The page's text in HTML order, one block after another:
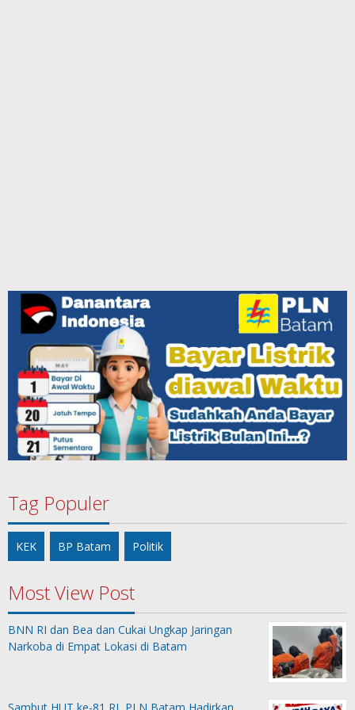
Tag Populer
KEK BP Batam Politik
Most View Post
BNN RI dan Bea dan Cukai Ungkap Jaringan
Narkoba di Empat Lokasi di Batam